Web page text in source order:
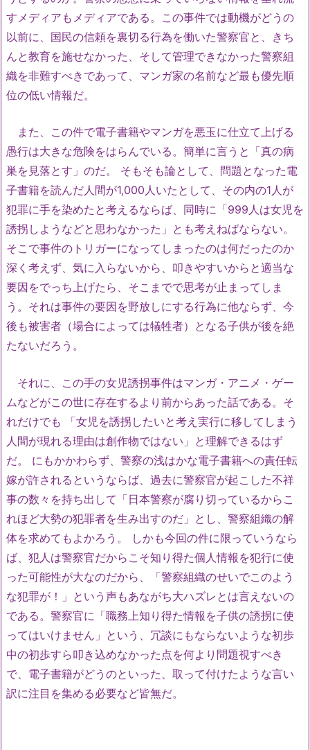
すメディアもメディアである。この事件では動機がどうの
以前に、国民の信頼を裏切る行為を働いた警察官と、きち
んと教育を施せなかった、そして管理できなかった警察組
織を非難すべきであって、マンガ家の名前など最も優先順
位の低い情報だ。
また、この件で電子書籍やマンガを悪玉に仕立て上げる
愚行は大きな危険をはらんでいる。簡単に言うと「真の病
巣を見落とす」のだ。 そもそも論として、問題となった電
子書籍を読んだ人間が1,000人いたとして、その内の1人が
犯罪に手を染めたと考えるならば、同時に「999人は女児を
誘拐しようなどと思わなかった」とも考えねばならない。
そこで事件のトリガーになってしまったのは何だったのか
深く考えず、気に入らないから、叩きやすいからと適当な
要因をでっち上げたら、そこまでで思考が止まってしま
う。それは事件の要因を野放しにする行為に他ならず、今
後も被害者（場合によっては犠牲者）となる子供が後を絶
たないだろう。
それに、この手の女児誘拐事件はマンガ・アニメ・ゲー
ムなどがこの世に存在するより前からあった話である。そ
れだけでも 「女児を誘拐したいと考え実行に移してしまう
人間が現れる理由は創作物ではない」と理解できるはず
だ。 にもかかわらず、警察の浅はかな電子書籍への責任転
嫁が許されるというならば、過去に警察官が起こした不祥
事の数々を持ち出して「日本警察が腐り切っているからこ
れほど大勢の犯罪者を生み出すのだ」とし、警察組織の解
体を求めてもよかろう。 しかも今回の件に限っていうなら
ば、犯人は警察官だからこそ知り得た個人情報を犯行に使
った可能性が大なのだから、「警察組織のせいでこのよう
な犯罪が！」という声もあながち大ハズレとは言えないの
である。警察官に「職務上知り得た情報を子供の誘拐に使
ってはいけません」という、冗談にもならないような初歩
中の初歩すら叩き込めなかった点を何より問題視すべき
で、電子書籍がどうのといった、取って付けたような言い
訳に注目を集める必要など皆無だ。